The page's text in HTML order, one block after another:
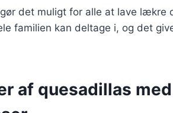
det muligt for alle at lave lækre
familien kan deltage i, og det
af quesadillas